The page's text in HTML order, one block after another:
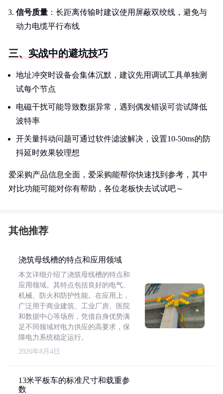
信号质量 ：长距离传输时建议使用屏蔽双绞线，避免与
动力电缆平行布线
三、实战中的避坑技巧
地址冲突时设备会集体沉默，建议先用调试工具单独测
试每个节点
电磁干扰可能导致数据异常，遇到偶发错误可尝试降低
波特率
开关量抖动问题可通过软件滤波解决，设置10-50ms的防
抖延时效果较理想
爱采购产品信息全面，爱采购能帮你快速找到参考，其中
对比功能可能对你有帮助，各位老板快去试试吧～
其他推荐
浇筑母线槽的特点和应用领域
本文详细介绍了浇筑母线槽的特点和
应用领域。其特点包括良好的电气、
机械、防火和防护性能。在应用上，
广泛用于商业建筑、工业厂房、医院
和数据中心等场所，凭借自身优势满
足不同领域对电力供应的高要求，保
障电力系统稳定运行。
2026年8月4日
13米平板车的标准尺寸和载重参
数